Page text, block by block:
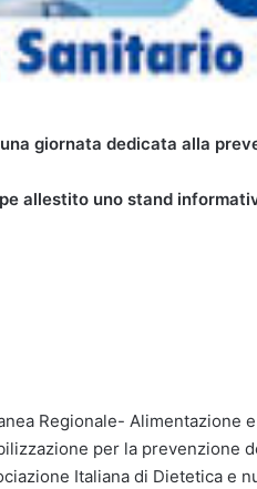
giornata dedicata alla
allestito uno stand
Regionale- Alimentazione
per la prevenzione
Italiana di Dietetica e